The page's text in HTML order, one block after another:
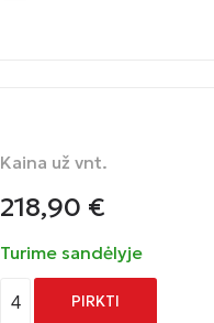
Kaina už vnt.
218,90 €
Turime sandėlyje
4 PIRKTI